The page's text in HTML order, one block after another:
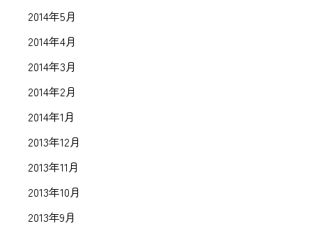
2014年5月
2014年4月
2014年3月
2014年2月
2014年1月
2013年12月
2013年11月
2013年10月
2013年9月